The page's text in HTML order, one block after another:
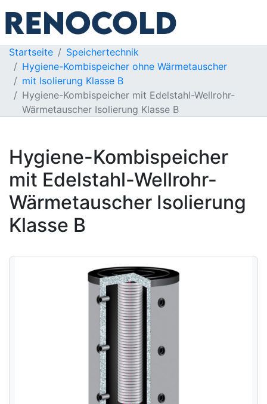
Startseite
Speichertechnik
Hygiene-Kombispeicher ohne Wärmetauscher
mit Isolierung Klasse B
Hygiene-Kombispeicher mit Edelstahl-Wellrohr-
Wärmetauscher Isolierung Klasse B
Hygiene-Kombispeicher
mit Edelstahl-Wellrohr-
Wärmetauscher Isolierung
Klasse B